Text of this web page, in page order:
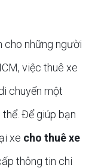
cho những người
việc thuê xe
chuyển một
Để giúp bạn
xe cho thuê xe
thông tin chi